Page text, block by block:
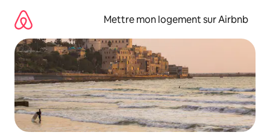
directement
contenu
Mettre mon logement sur Airbnb